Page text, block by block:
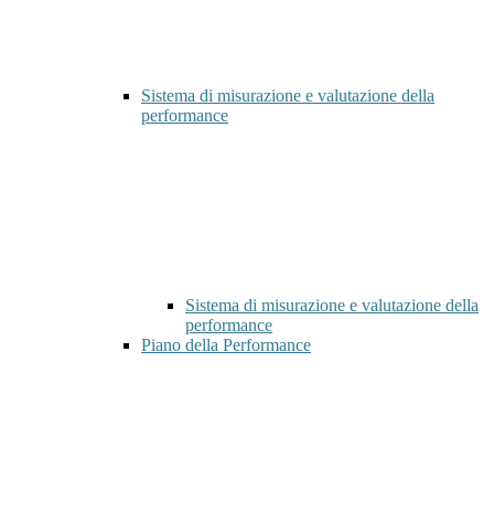
Sistema di misurazione e valutazione della
performance
Sistema di misurazione e valutazione della
performance
Piano della Performance